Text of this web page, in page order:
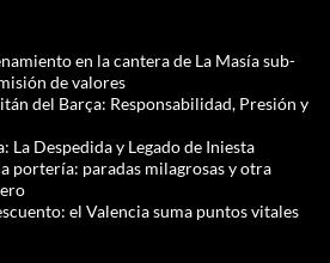
en la cantera de La Masía sub-
de valores
del Barça: Responsabilidad, Presión y
La Despedida y Legado de Iniesta
portería: paradas milagrosas y otra
el Valencia suma puntos vitales